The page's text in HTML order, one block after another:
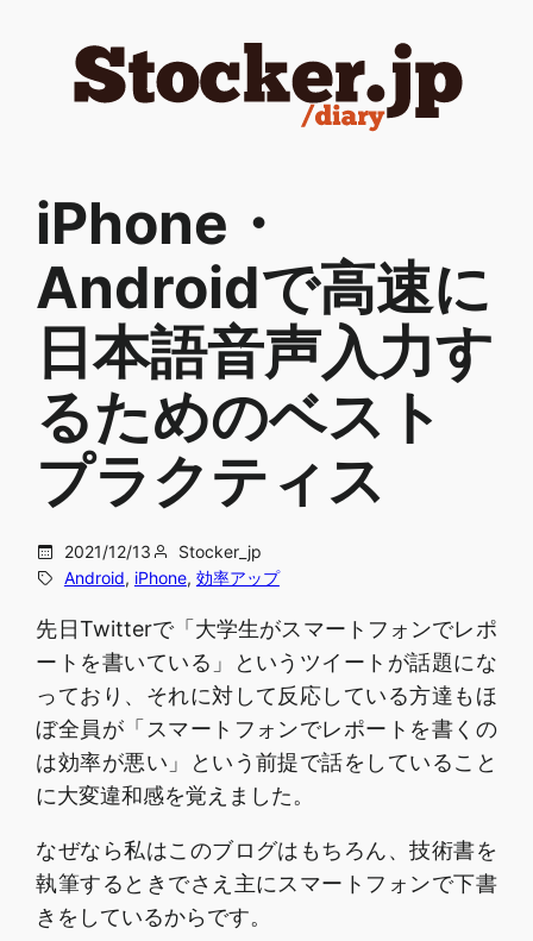
iPhone・
Androidで高速に
日本語音声入力す
るためのベスト
プラクティス
2021/12/13
Stocker_jp
Android, iPhone, 効率アップ
先日Twitterで「大学生がスマートフォンでレポ
ートを書いている」というツイートが話題にな
っており、それに対して反応している方達もほ
ぼ全員が「スマートフォンでレポートを書くの
は効率が悪い」という前提で話をしていること
に大変違和感を覚えました。
なぜなら私はこのブログはもちろん、技術書を
執筆するときでさえ主にスマートフォンで下書
きをしているからです。